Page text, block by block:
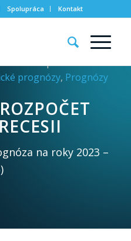
Spolupráca Kontakt
prognózy, Prognózy
na roky 2023 –